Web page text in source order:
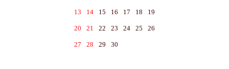
13 14 15 16 17 18 19
20 21 22 23 24 25 26
27 28 29 30